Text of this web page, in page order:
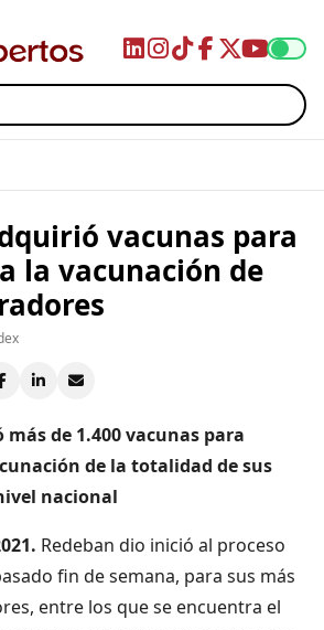
vacunas para
la vacunación de
de 1.400 vacunas para
de la totalidad de sus
nacional
Redeban dio inició al proceso
fin de semana, para sus más
entre los que se encuentra el